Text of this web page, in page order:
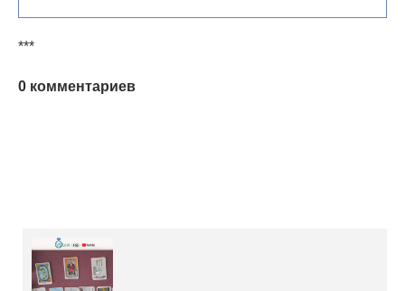
***
0 комментариев